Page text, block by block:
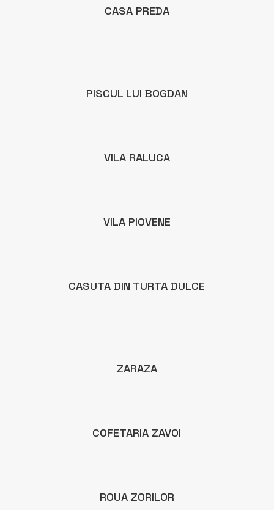
CASA PREDA
PISCUL LUI BOGDAN
VILA RALUCA
VILA PIOVENE
CASUTA DIN TURTA DULCE
ZARAZA
COFETARIA ZAVOI
ROUA ZORILOR